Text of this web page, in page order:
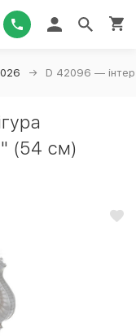
D 42096 —
(54 см)